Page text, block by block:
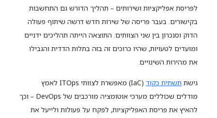
לפריסת אפליקציות ושירותים – תהליך הדורש גם התחשבות
בקישורים. בעבר פריסה של שירות חדש דרשה שיתוף פעולה
הדוק וסנכרון בין שני הצוותים. התוצאה הייתה תהליכים ידניים
ומועדים לטעויות, שהיו כרוכים זה בזה בתלות הדדית והגבילו
את מהירות השינויים.
גישת תשתית כקוד
(IaC) מאפשרת לצוותי ITOps לאמץ
מודלים שכוללים מערכי אוטומציה מורכבים של DevOps – וכך
להאיץ את פריסת האפליקציות, לפקח על פעולות ולייעל את